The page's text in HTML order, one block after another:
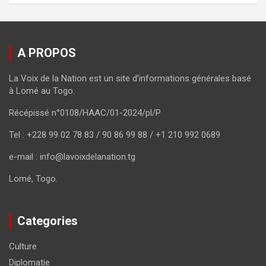
A PROPOS
La Voix de la Nation est un site d’informations générales basé
à Lomé au Togo.
Récépissé n°0108/HAAC/01-2024/pl/P
Tel : +228 99 02 78 83 / 90 86 99 88 / +1 210 992 0689
e-mail : info@lavoixdelanation.tg
Lomé, Togo.
Categories
Culture
Diplomatie